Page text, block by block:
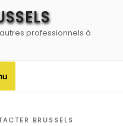
autres professionnels à
BRUSSELS